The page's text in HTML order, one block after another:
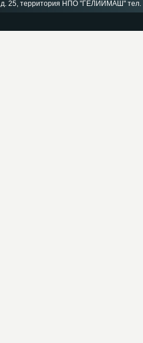
д. 25, территория НПО "ГЕЛИЙМАШ"